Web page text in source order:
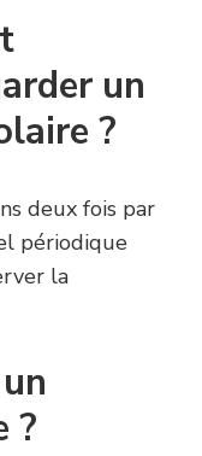
un
?
deux fois par
périodique
la
?